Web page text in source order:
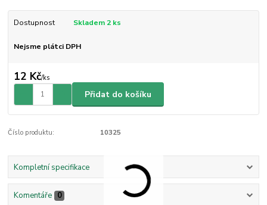
Dostupnost Skladem 2 ks
Nejsme plátci DPH
12 Kč/ks
Přidat do košíku
Číslo produktu: 10325
Kompletní specifikace
Komentáře 0